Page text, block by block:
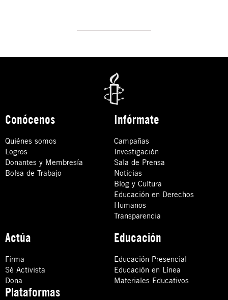
Conócenos
Quiénes somos
Logros
Donantes y Membresía
Bolsa de Trabajo
Infórmate
Campañas
Investigación
Sala de Prensa
Noticias
Blog y Cultura
Educación en Derechos
Humanos
Transparencia
Actúa
Firma
Sé Activista
Dona
Educación
Educación Presencial
Educación en Línea
Materiales Educativos
Plataformas